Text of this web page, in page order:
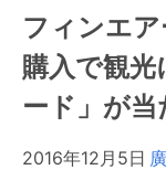
フィンエ
購入で観光
ード」が
2016年12月5日